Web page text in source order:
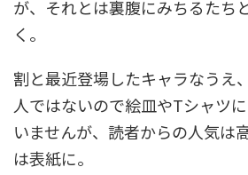
が、それとは裏腹にみちるたち
く。
割と最近登場したキャラなうえ
人ではないので絵皿やTシャツ
いませんが、読者からの人気は
は表紙に。